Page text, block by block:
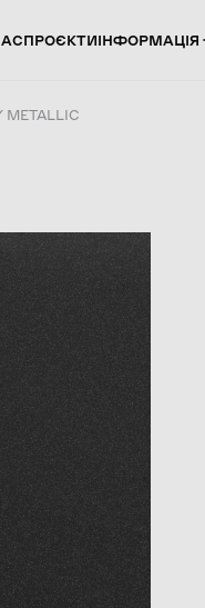
ПРОЄКТИІНФОРМАЦІЯ
METALLIC